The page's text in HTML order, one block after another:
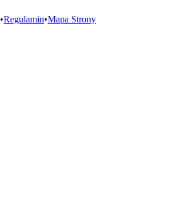
•Regulamin•Mapa Strony